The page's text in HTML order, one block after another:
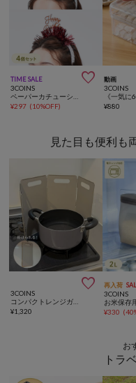
TIME SALE 
3COINS
¥297 (10%OFF)
動画
3COINS
¥880
見た目も便利も

3COINS
¥1,320
再入荷
3COINS
¥330 (
お
トラ